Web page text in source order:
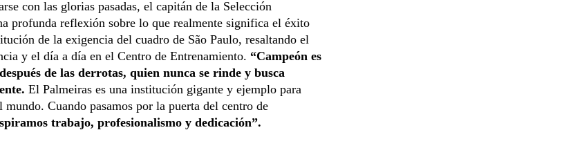
con las glorias pasadas, el capitán de la Selección
profunda reflexión sobre lo que realmente significa el éxito
de la exigencia del cuadro de São Paulo, resaltando el
y el día a día en el Centro de Entrenamiento. “Campeón es
de las derrotas, quien nunca se rinde y busca
El Palmeiras es una institución gigante y ejemplo para
mundo. Cuando pasamos por la puerta del centro de
trabajo, profesionalismo y dedicación”.